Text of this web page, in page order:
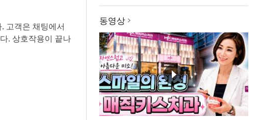
고객은 채팅에서
. 상호작용이 끝나
동영상